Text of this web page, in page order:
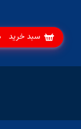
سبد خرید